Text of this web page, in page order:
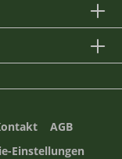
AGB
Einstellungen